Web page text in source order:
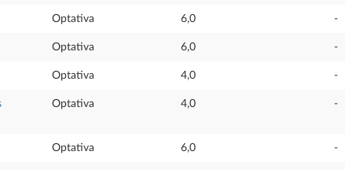
Optativa 6,0 -
Optativa 6,0 -
Optativa 4,0 -
Optativa 4,0 -
Optativa 6,0 -